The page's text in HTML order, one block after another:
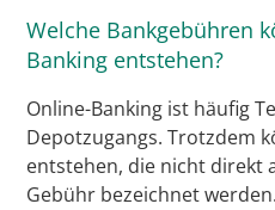
Welche Bankgebühren
Banking entstehen?
Online-Banking ist häufig
Depotzugangs. Trotzdem
entstehen, die nicht direkt
Gebühr bezeichnet werden.